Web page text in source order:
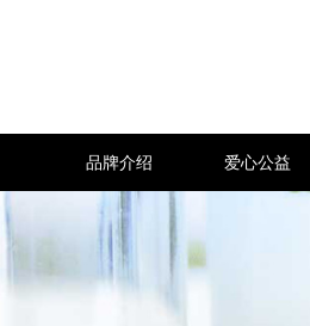
品牌介绍 爱心公益